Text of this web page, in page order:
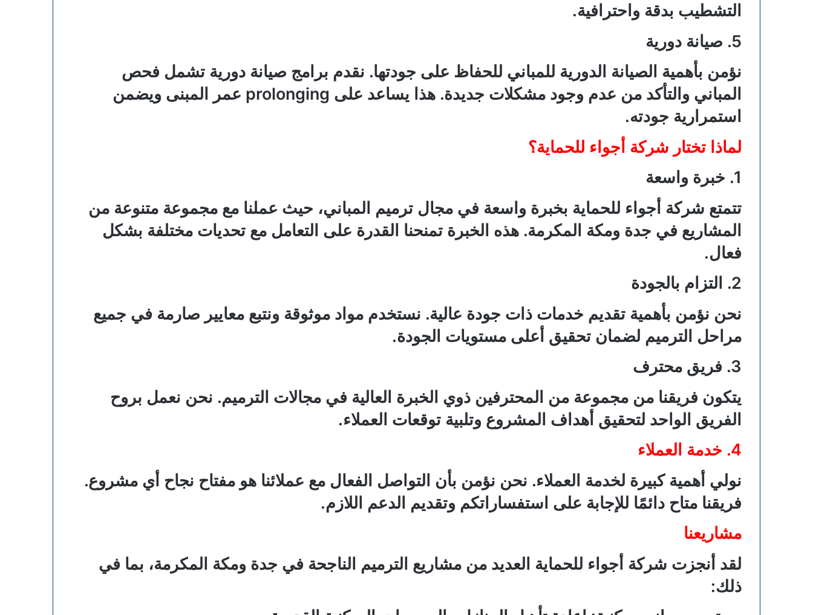
التشطيب بدقة واحترافية.
5. صيانة دورية
نؤمن بأهمية الصيانة الدورية للمباني للحفاظ على جودتها. نقدم برامج صيانة دورية تشمل فحص
المباني والتأكد من عدم وجود مشكلات جديدة. هذا يساعد على prolonging عمر المبنى ويضمن
استمرارية جودته.
لماذا تختار شركة أجواء للحماية؟
1. خبرة واسعة
تتمتع شركة أجواء للحماية بخبرة واسعة في مجال ترميم المباني، حيث عملنا مع مجموعة متنوعة من
المشاريع في جدة ومكة المكرمة. هذه الخبرة تمنحنا القدرة على التعامل مع تحديات مختلفة بشكل
فعال.
2. التزام بالجودة
نحن نؤمن بأهمية تقديم خدمات ذات جودة عالية. نستخدم مواد موثوقة ونتبع معايير صارمة في جميع
مراحل الترميم لضمان تحقيق أعلى مستويات الجودة.
3. فريق محترف
يتكون فريقنا من مجموعة من المحترفين ذوي الخبرة العالية في مجالات الترميم. نحن نعمل بروح
الفريق الواحد لتحقيق أهداف المشروع وتلبية توقعات العملاء.
4. خدمة العملاء
نولي أهمية كبيرة لخدمة العملاء. نحن نؤمن بأن التواصل الفعال مع عملائنا هو مفتاح نجاح أي مشروع.
فريقنا متاح دائمًا للإجابة على استفساراتكم وتقديم الدعم اللازم.
مشاريعنا
لقد أنجزت شركة أجواء للحماية العديد من مشاريع الترميم الناجحة في جدة ومكة المكرمة، بما في
ذلك: